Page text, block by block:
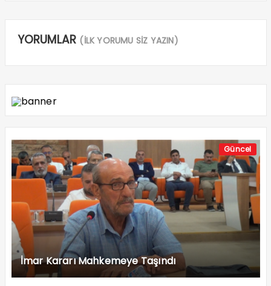
YORUMLAR (İLK YORUMU SİZ YAZIN)
Güncel
İmar Kararı Mahkemeye Taşındı